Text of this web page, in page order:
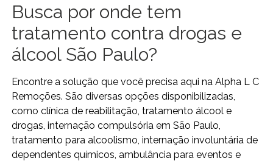
Busca por onde tem
tratamento contra drogas e
álcool São Paulo?
Encontre a solução que você precisa aqui na Alpha L C
Remoções. São diversas opções disponibilizadas,
como clínica de reabilitação, tratamento álcool e
drogas, internação compulsória em São Paulo,
tratamento para alcoolismo, internação involuntária de
dependentes químicos, ambulância para eventos e